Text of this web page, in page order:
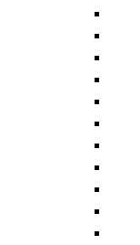
-
-
-
-
-
-
-
-
-
-
-